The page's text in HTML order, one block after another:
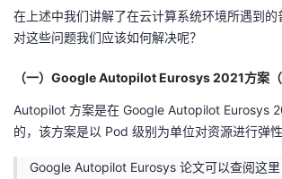
在上述中我们讲解了在云计算系统环境所遇到
对这些问题我们应该如何解决呢？
（一）Google Autopilot Eurosys 2021方案（
Autopilot 方案是在 Google Autopilot Eurosys
的，该方案是以 Pod 级别为单位对资源进行弹性
Google Autopilot Eurosys 论文可以查阅这里